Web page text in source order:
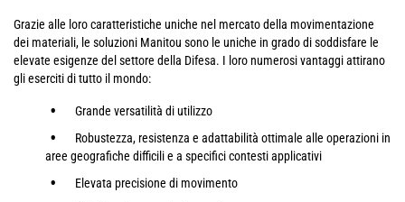
Grazie alle loro caratteristiche uniche nel mercato della movimentazione
dei materiali, le soluzioni Manitou sono le uniche in grado di soddisfare le
elevate esigenze del settore della Difesa. I loro numerosi vantaggi attirano
gli eserciti di tutto il mondo:
Grande versatilità di utilizzo
Robustezza, resistenza e adattabilità ottimale alle operazioni in
aree geografiche difficili e a specifici contesti applicativi
Elevata precisione di movimento